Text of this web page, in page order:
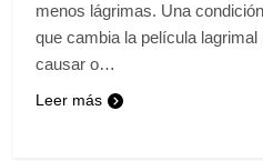
menos lágrimas. Una
que cambia la película
causar o…
Leer más